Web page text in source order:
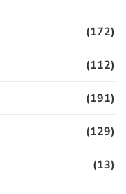
(172)
(112)
(191)
(129)
(13)